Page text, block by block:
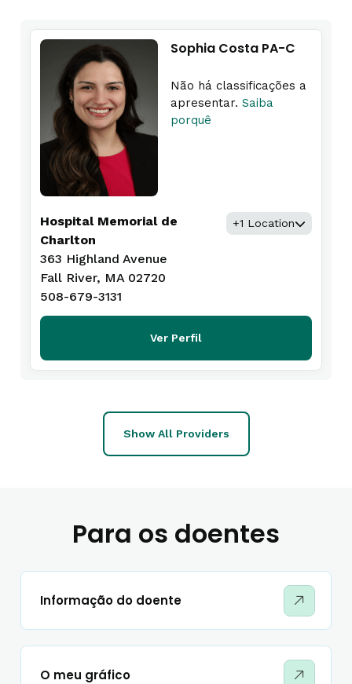
Sophia Costa PA-C
Não há classificações a
apresentar. Saiba
porquê
Hospital Memorial de
Charlton
363 Highland Avenue
Fall River, MA 02720
508-679-3131
+1 Location
Ver Perfil
Show All Providers
Para os doentes
Informação do doente
O meu gráfico